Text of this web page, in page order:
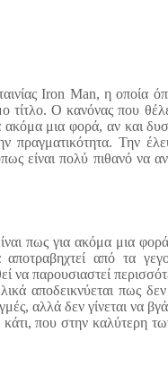
Iron Man, η οποία
τίτλο. Ο κανόνας που
ακόμα μια φορά, αν και
πραγματικότητα. Την
είναι πολύ πιθανό να
πως για ακόμα μια φορά
από τα
να παρουσιαστεί
αποδεικνύεται πως
αλλά δεν γίνεται να
που στην καλύτερη